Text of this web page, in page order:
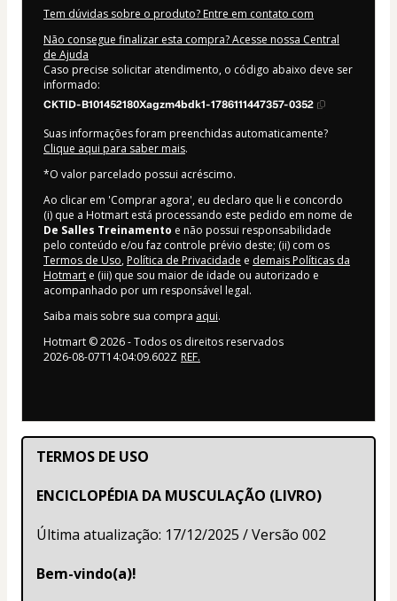
Tem dúvidas sobre o produto? Entre em contato com
Não consegue finalizar esta compra? Acesse nossa Central
de Ajuda
Caso precise solicitar atendimento, o código abaixo deve ser
informado:
CKTID-B101452180Xagzm4bdk1-1786111447357-0352
Suas informações foram preenchidas automaticamente?
Clique aqui para saber mais.
*O valor parcelado possui acréscimo.
Ao clicar em 'Comprar agora', eu declaro que li e concordo
(i) que a Hotmart está processando este pedido em nome de
De Salles Treinamento e não possui responsabilidade
pelo conteúdo e/ou faz controle prévio deste; (ii) com os
Termos de Uso, Política de Privacidade e demais Políticas da
Hotmart e (iii) que sou maior de idade ou autorizado e
acompanhado por um responsável legal.
Saiba mais sobre sua compra aqui.
Hotmart ©2026- Todos os direitos reservados
2026-08-07T14:04:09.602Z REF.
TERMOS DE USO
ENCICLOPÉDIA DA MUSCULAÇÃO (LIVRO)
Última atualização: 17/12/2025 / Versão 002
Bem-vindo(a)!